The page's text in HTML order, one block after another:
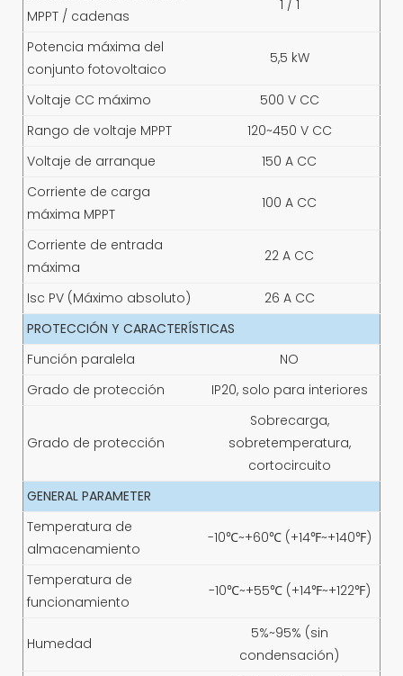
MPPT / cadenas
1 / 1
Potencia máxima del
conjunto fotovoltaico
5,5 kW
Voltaje CC máximo
500 V CC
Rango de voltaje MPPT
120~450 V CC
Voltaje de arranque
150 A CC
Corriente de carga
máxima MPPT
100 A CC
Corriente de entrada
máxima
22 A CC
Isc PV (Máximo absoluto)
26 A CC
PROTECCIÓN Y CARACTERÍSTICAS
Función paralela
NO
Grado de protección
IP20, solo para interiores
Grado de protección
Sobrecarga,
sobretemperatura,
cortocircuito
GENERAL PARAMETER
Temperatura de
almacenamiento
-10℃~+60℃ (+14℉~+140℉)
Temperatura de
funcionamiento
-10℃~+55℃ (+14℉~+122℉)
Humedad
5%~95% (sin
condensación)